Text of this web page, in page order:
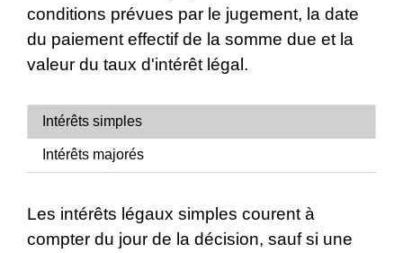
conditions prévues par le jugement, la date
du paiement effectif de la somme due et la
valeur du taux d'intérêt légal.
Intérêts simples
Intérêts majorés
Les intérêts légaux simples courent à
compter du jour de la décision, sauf si une